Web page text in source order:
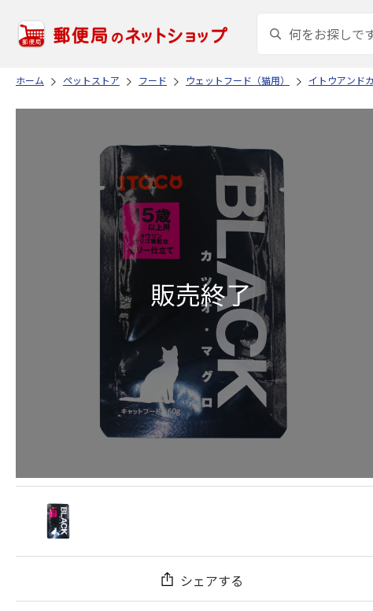
ホーム ペットストア フード ウェットフード（猫用） イトウアンド
シェアする